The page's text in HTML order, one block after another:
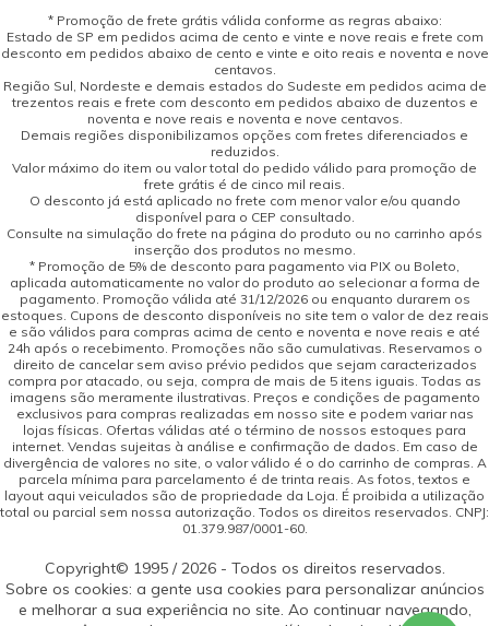
* Promoção de frete grátis válida conforme as regras abaixo:
Estado de SP em pedidos acima de cento e vinte e nove reais e frete com
desconto em pedidos abaixo de cento e vinte e oito reais e noventa e nove
centavos.
Região Sul, Nordeste e demais estados do Sudeste em pedidos acima de
trezentos reais e frete com desconto em pedidos abaixo de duzentos e
noventa e nove reais e noventa e nove centavos.
Demais regiões disponibilizamos opções com fretes diferenciados e
reduzidos.
Valor máximo do item ou valor total do pedido válido para promoção de
frete grátis é de cinco mil reais.
O desconto já está aplicado no frete com menor valor e/ou quando
disponível para o CEP consultado.
Consulte na simulação do frete na página do produto ou no carrinho após
inserção dos produtos no mesmo.
* Promoção de 5% de desconto para pagamento via PIX ou Boleto,
aplicada automaticamente no valor do produto ao selecionar a forma de
pagamento. Promoção válida até 31/12/2026 ou enquanto durarem os
estoques. Cupons de desconto disponíveis no site tem o valor de dez reais
e são válidos para compras acima de cento e noventa e nove reais e até
24h após o recebimento. Promoções não são cumulativas. Reservamos o
direito de cancelar sem aviso prévio pedidos que sejam caracterizados
compra por atacado, ou seja, compra de mais de 5 itens iguais. Todas as
imagens são meramente ilustrativas. Preços e condições de pagamento
exclusivos para compras realizadas em nosso site e podem variar nas
lojas físicas. Ofertas válidas até o término de nossos estoques para
internet. Vendas sujeitas à análise e confirmação de dados. Em caso de
divergência de valores no site, o valor válido é o do carrinho de compras. A
parcela mínima para parcelamento é de trinta reais. As fotos, textos e
layout aqui veiculados são de propriedade da Loja. É proibida a utilização
total ou parcial sem nossa autorização. Todos os direitos reservados. CNPJ:
01.379.987/0001-60.
Copyright© 1995 / 2026 - Todos os direitos reservados.
Sobre os cookies: a gente usa cookies para personalizar anúncios
e melhorar a sua experiência no site. Ao continuar navegando,